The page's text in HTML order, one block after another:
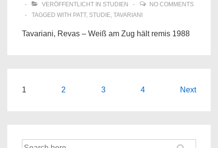
VERÖFFENTLICHT IN STUDIEN
NO COMMENTS
TAGGED WITH PATT, STUDIE, TAVARIANI
Tavariani, Revas – Weiß am Zug hält remis 1988
Seitennummerierung
1 2 3 4 Next
Suche